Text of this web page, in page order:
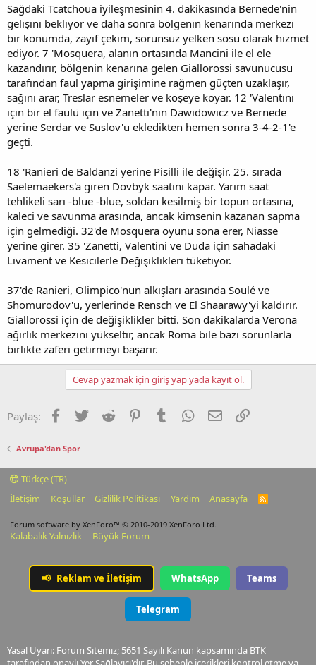
Sağdaki Tcatchoua iyileşmesinin 4. dakikasında Bernede'nin
gelişini bekliyor ve daha sonra bölgenin kenarında merkezi
bir konumda, zayıf çekim, sorunsuz yelken sosu olarak hizmet
ediyor. 7 'Mosquera, alanın ortasında Mancini ile el ele
kazandırır, bölgenin kenarına gelen Giallorossi savunucusu
tarafından faul yapma girişimine rağmen güçten uzaklaşır,
sağını arar, Treslar esnemeler ve köşeye koyar. 12 'Valentini
için bir el faulü için ve Zanetti'nin Dawidowicz ve Bernede
yerine Serdar ve Suslov'u ekledikten hemen sonra 3-4-2-1'e
geçti.
18 'Ranieri de Baldanzi yerine Pisilli ile değişir. 25. sırada
Saelemaekers'a giren Dovbyk saatini kapar. Yarım saat
tehlikeli sarı -blue -blue, soldan kesilmiş bir topun ortasına,
kaleci ve savunma arasında, ancak kimsenin kazanan sapma
için gelmediği. 32'de Mosquera oyunu sona erer, Niasse
yerine girer. 35 'Zanetti, Valentini ve Duda için sahadaki
Livament ve Kesicilerle Değişiklikleri tüketiyor.
37'de Ranieri, Olimpico'nun alkışları arasında Soulé ve
Shomurodov'u, yerlerinde Rensch ve El Shaarawy'yi kaldırır.
Giallorossi için de değişiklikler bitti. Son dakikalarda Verona
ağırlık merkezini yükseltir, ancak Roma bile bazı sorunlarla
birlikte zaferi getirmeyi başarır.
Cevap yazmak için giriş yap yada kayıt ol.
Paylaş: Facebook
TwitterReddit PinterestTumblrWhatsApp
E-postaLink
Avrupa'dan Spor
Türkçe (TR)
İletişim
Koşullar Gizlilik Politikası Yardım Anasayfa
R
Forum software by XenForo™ © 2010-2019 XenForo Ltd.
Kalabalık Yalnızlık Büyük Forum
📢 Reklam ve İletişim WhatsApp Teams
Telegram
Yasal Uyarı: Forum Sitemiz; 5651 Sayılı Kanun kapsamında BTK